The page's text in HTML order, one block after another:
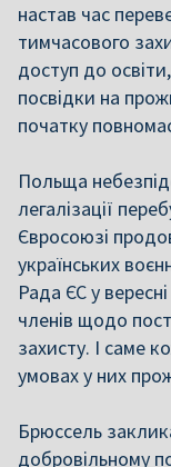
настав час
тимчасового
доступ до
посвідки на
початку
Польща
легалізації
Євросоюзі
українських
Рада ЄС у
членів щодо
захисту. І саме
умовах у них
Брюссель
добровільному